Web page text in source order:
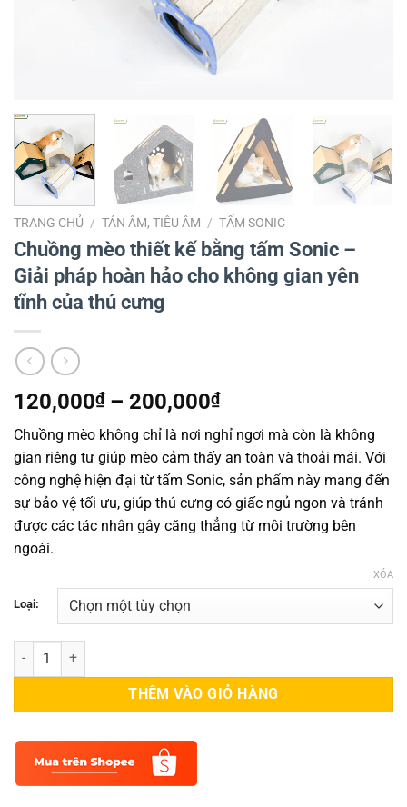
TRANG CHỦ / TÁN ÂM, TIÊU ÂM / TẤM SONIC
Chuồng mèo thiết kế bằng tấm Sonic –
Giải pháp hoàn hảo cho không gian yên
tĩnh của thú cưng
120,000₫ – 200,000₫Khoảng
giá:
từ
120,000₫
đến
200,000₫
Chuồng mèo không chỉ là nơi nghỉ ngơi mà còn là không
gian riêng tư giúp mèo cảm thấy an toàn và thoải mái. Với
công nghệ hiện đại từ tấm Sonic, sản phẩm này mang đến
sự bảo vệ tối ưu, giúp thú cưng có giấc ngủ ngon và tránh
được các tác nhân gây căng thẳng từ môi trường bên
ngoài.
Loại:
XÓA
Chuồng mèo thiết kế bằng tấm Sonic – Giải pháp hoàn hảo cho
THÊM VÀO GIỎ HÀNG